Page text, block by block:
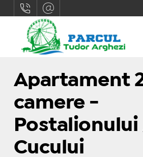
Apartament
camere -
Postalionului
Cucului